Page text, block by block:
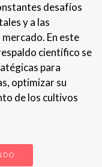
desafíos
y a las
En este
científico se
para
optimizar su
de los cultivos